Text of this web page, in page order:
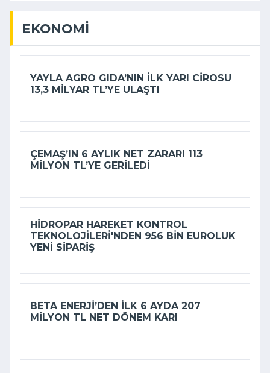
EKONOMI
YAYLA AGRO GIDA’NIN ILK YARI CIROSU
13,3 MILYAR TL’YE ULAŞTI
ÇEMAŞ’IN 6 AYLIK NET ZARARI 113
MILYON TL’YE GERILEDI
HIDROPAR HAREKET KONTROL
TEKNOLOJILERI'NDEN 956 BIN EUROLUK
YENI SIPARIŞ
BETA ENERJI’DEN ILK 6 AYDA 207
MILYON TL NET DÖNEM KARI